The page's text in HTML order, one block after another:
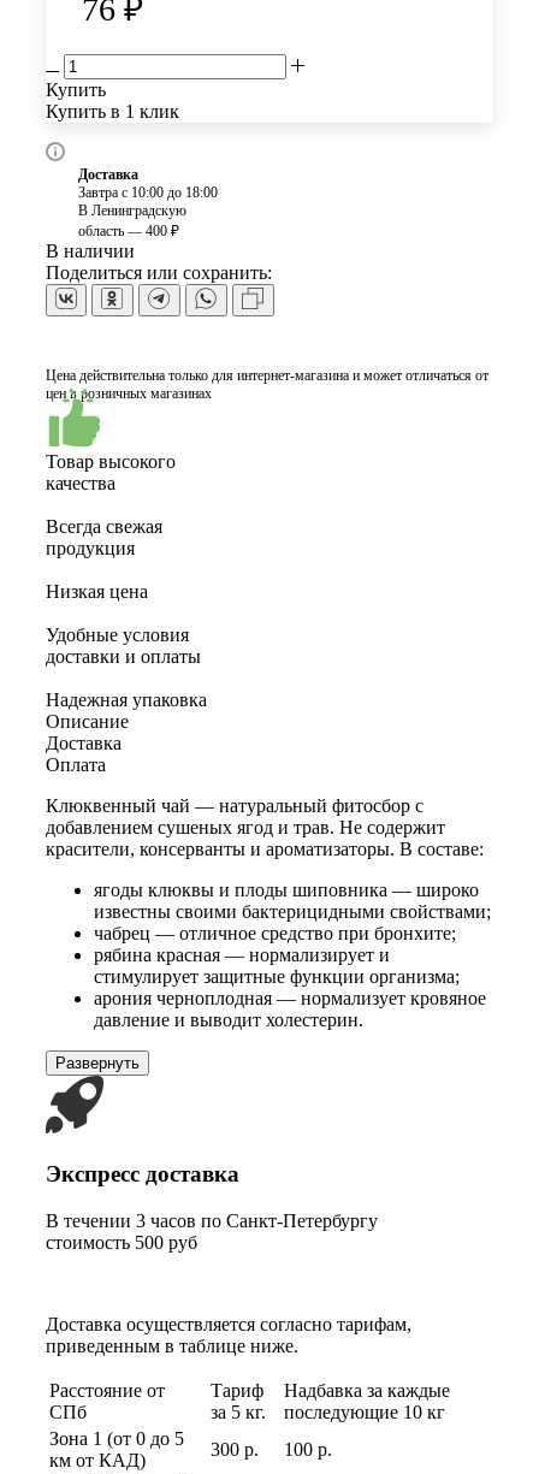
76 ₽
Купить
Купить в 1 клик
Доставка
Завтра с 10:00 до 18:00
В Ленинградскую
область — 400 ₽
В наличии
Поделиться или сохранить:
Цена действительна только для интернет-магазина и может отличаться от
цен в розничных магазинах
Товар высокого
качества
Всегда свежая
продукция
Низкая цена
Удобные условия
доставки и оплаты
Надежная упаковка
Описание
Доставка
Оплата
Клюквенный чай — натуральный фитосбор с
добавлением сушеных ягод и трав. Не содержит
красители, консерванты и ароматизаторы. В составе:
ягоды клюквы и плоды шиповника — широко
известны своими бактерицидными свойствами;
чабрец — отличное средство при бронхите;
рябина красная — нормализирует и
стимулирует защитные функции организма;
арония черноплодная — нормализует кровяное
давление и выводит холестерин.
Развернуть
Экспресс доставка
В течении 3 часов по Санкт-Петербургу
стоимость 500 руб
Доставка осуществляется согласно тарифам,
приведенным в таблице ниже.
Расстояние от
СПб
Тариф
за 5 кг.
Надбавка за каждые
последующие 10 кг
Зона 1 (от 0 до 5
км от КАД)
300 р.
100 р.